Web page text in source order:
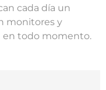
cada día un
monitores y
en todo momento.